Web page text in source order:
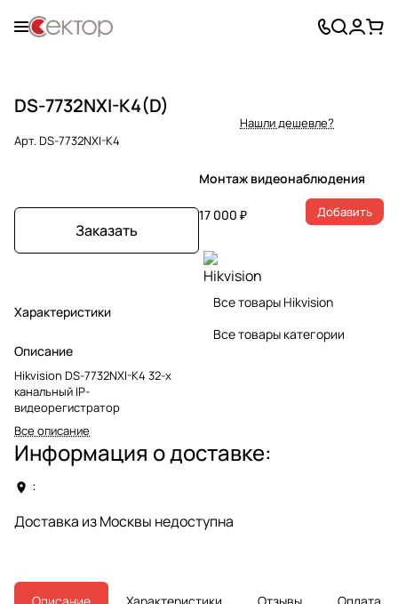
DS-7732NXI-K4(D)
Арт.DS-7732NXI-K4
Заказать
Характеристики
Описание
Hikvision DS-7732NXI-K4 32-х
канальный IP-
видеорегистратор
Все описание
Нашли дешевле?
Монтаж видеонаблюдения
17 000 ₽ Добавить
Все товары Hikvision
Все товары категории
Информация о доставке:
:
Доставка из Москвы недоступна